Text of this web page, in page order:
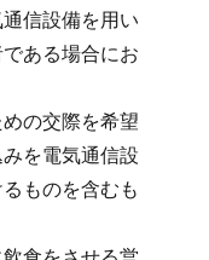
信設備を用い
ある場合にお
の交際を希望
を電気通信設
ものを含むも